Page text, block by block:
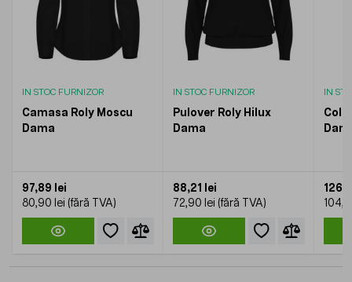
IN STOC FURNIZOR
Camasa Roly Moscu
Dama
97,89 lei
80,90 lei
IN STOC FURNIZOR
Pulover Roly Hilux
Dama
88,21 lei
72,90 lei
IN